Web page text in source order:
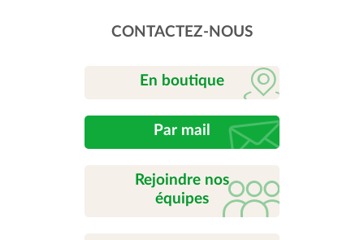
CONTACTEZ-NOUS
En boutique
Par mail
Rejoindre nos
équipes